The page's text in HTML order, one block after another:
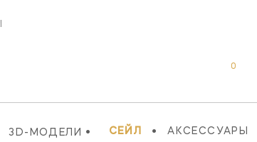
3D-МОДЕЛИ • СЕЙЛ • АКСЕССУАРЫ
0